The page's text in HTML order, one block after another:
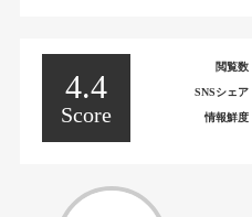
4.4
Score
閲覧数
SNSシェア
情報鮮度